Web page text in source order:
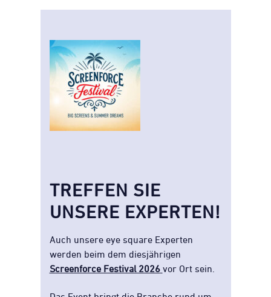
TREFFEN SIE
UNSERE EXPERTEN!
Auch unsere eye square Experten
werden beim dem diesjährigen
Screenforce Festival 2026 vor Ort sein.